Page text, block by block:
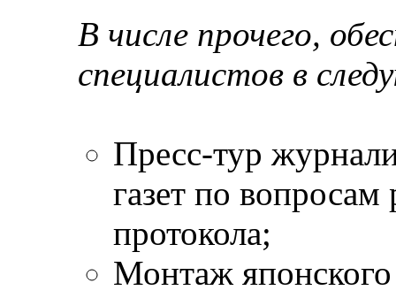
В числе прочего,
специалистов в
Пресс-тур
газет по
протокола;
Монтаж